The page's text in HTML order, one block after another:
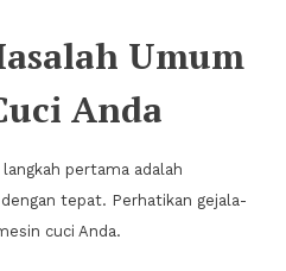
Umum
Anda
pertama adalah
tepat. Perhatikan gejala-
cuci Anda.